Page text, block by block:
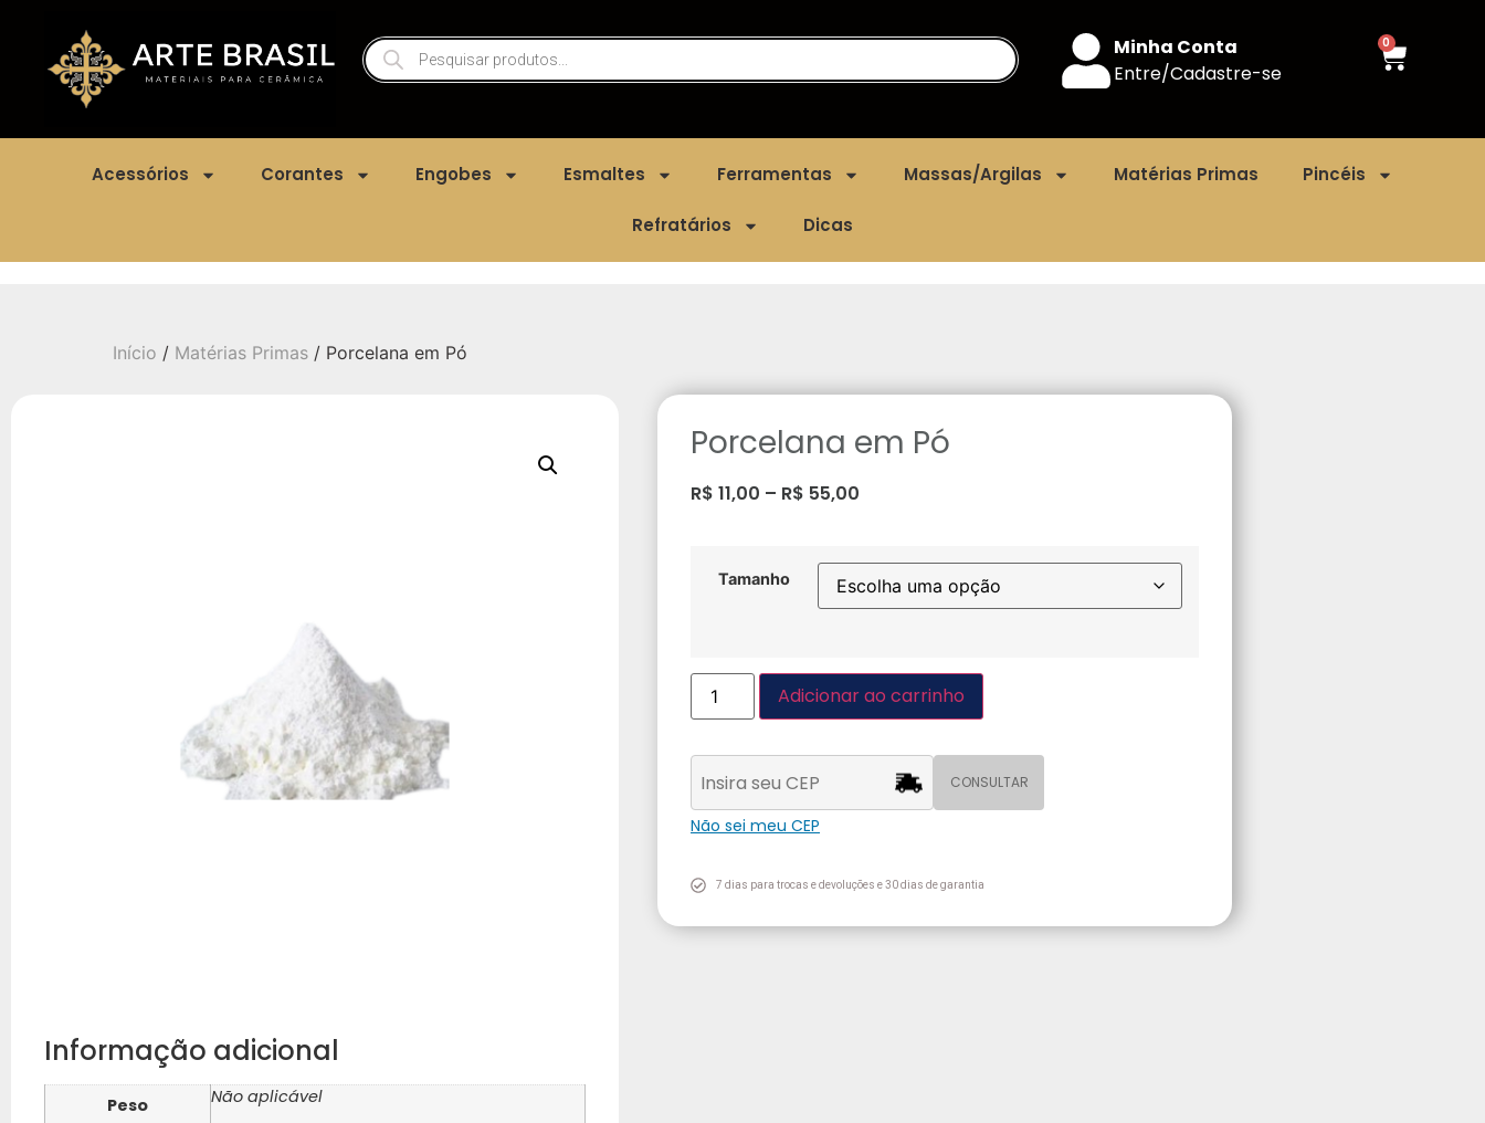
Minha Conta
Entre/Cadastre-se
0
Acessórios Corantes Engobes Esmaltes Ferramentas Massas/Argilas Matérias Primas Pincéis
Refratários Dicas
Início / Matérias Primas / Porcelana em Pó
Informação adicional
Peso Não aplicável
Porcelana em Pó
R$ 11,00 – R$ 55,00
Tamanho
Adicionar ao carrinho
CONSULTAR
Não sei meu CEP
7 dias para trocas e devoluções e 30 dias de garantia